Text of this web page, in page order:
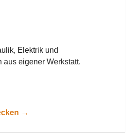
Elektrik und
aus eigener Werkstatt.
→